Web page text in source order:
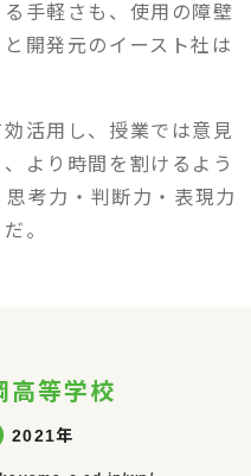
手軽さも、使用の障壁
開発元のイースト社は
活用し、授業では意見
より時間を割けるよう
考力・判断力・表現力
。
高等学校
2021年